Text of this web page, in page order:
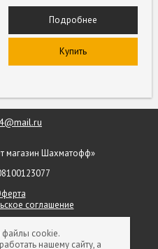
Подробнее
Купить
магазин Шахматофф»
соглашение
09-79
файлы cookie.
нашему сайту, а